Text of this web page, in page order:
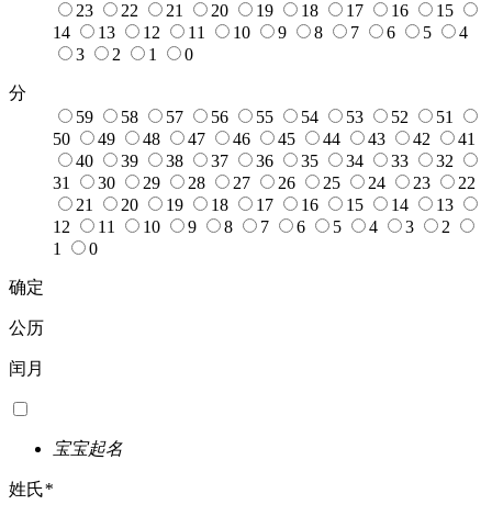
23
22 21 20 19 18 17 16
15
14
13 12 11 10 9 8 7 6 5
4
3
2 1 0
分
59
58 57 56 55 54 53 52
51
50
49 48 47 46 45 44 43 42
41
40
39 38 37 36 35 34 33
32
31
30 29 28 27 26 25 24 23
22
21
20 19 18 17 16 15 14
13
12
11 10 9 8 7 6 5 4 3
2
1
0
确定
公历
闰月
宝宝起名
姓氏*